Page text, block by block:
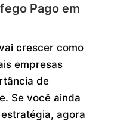
Pago em
crescer como
empresas
de
Se você ainda
agora